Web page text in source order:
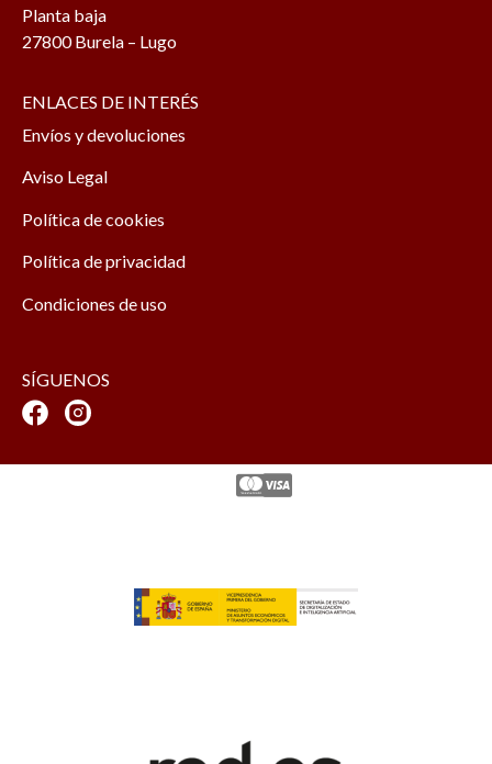
Planta baja
27800 Burela – Lugo
ENLACES DE INTERÉS
Envíos y devoluciones
Aviso Legal
Política de cookies
Política de privacidad
Condiciones de uso
SÍGUENOS